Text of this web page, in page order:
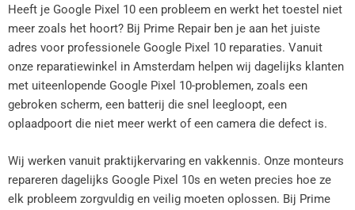
Heeft je Google Pixel 10 een probleem en werkt het toestel niet
meer zoals het hoort? Bij Prime Repair ben je aan het juiste
adres voor professionele Google Pixel 10 reparaties. Vanuit
onze reparatiewinkel in Amsterdam helpen wij dagelijks klanten
met uiteenlopende Google Pixel 10-problemen, zoals een
gebroken scherm, een batterij die snel leegloopt, een
oplaadpoort die niet meer werkt of een camera die defect is.
Wij werken vanuit praktijkervaring en vakkennis. Onze monteurs
repareren dagelijks Google Pixel 10s en weten precies hoe ze
elk probleem zorgvuldig en veilig moeten oplossen. Bij Prime